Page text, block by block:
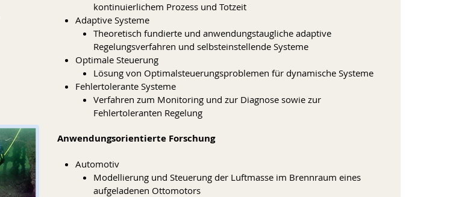
kontinuierlichem Prozess und Totzeit
Adaptive Systeme
Theoretisch fundierte und anwendungstaugliche adaptive
Regelungsverfahren und selbsteinstellende Systeme
Optimale Steuerung
Lösung von Optimalsteuerungsproblemen für dynamische Systeme
Fehlertolerante Systeme
Verfahren zum Monitoring und zur Diagnose sowie zur
Fehlertoleranten Regelung
Anwendungsorientierte Forschung
Automotiv
Modellierung und Steuerung der Luftmasse im Brennraum eines
aufgeladenen Ottomotors